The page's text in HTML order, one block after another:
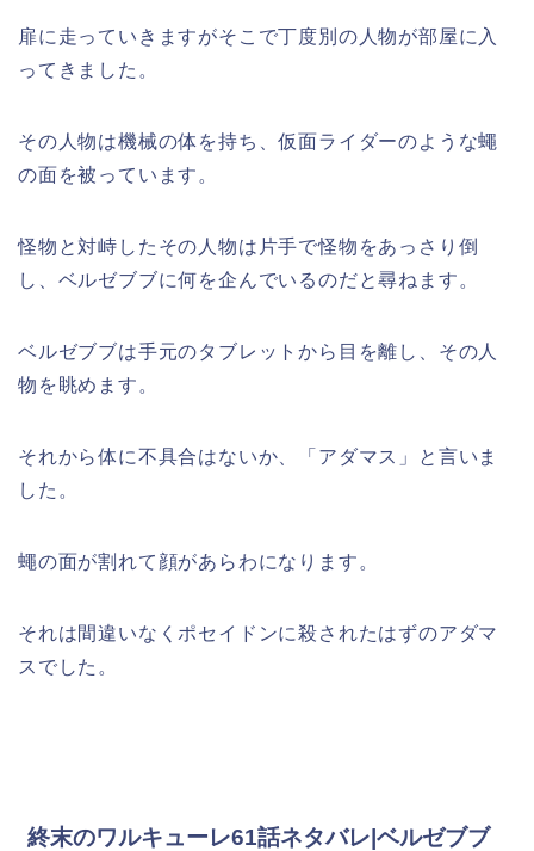
扉に走っていきますがそこで丁度別の人物が部屋に入
ってきました。
その人物は機械の体を持ち、仮面ライダーのような蠅
の面を被っています。
怪物と対峙したその人物は片手で怪物をあっさり倒
し、ベルゼブブに何を企んでいるのだと尋ねます。
ベルゼブブは手元のタブレットから目を離し、その人
物を眺めます。
それから体に不具合はないか、「アダマス」と言いま
した。
蠅の面が割れて顔があらわになります。
それは間違いなくポセイドンに殺されたはずのアダマ
スでした。
終末のワルキューレ61話ネタバレ|ベルゼブブ